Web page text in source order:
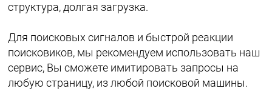
структура, долгая загрузка.
Для поисковых сигналов и быстрой реакции
поисковиков, мы рекомендуем использовать наш
сервис, Вы сможете имитировать запросы на
любую страницу, из любой поисковой машины.